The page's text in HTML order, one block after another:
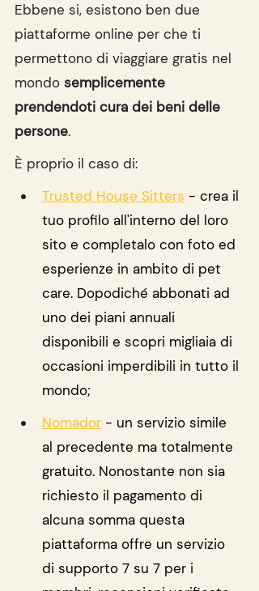
Ebbene si, esistono ben due
piattaforme online per che ti
permettono di viaggiare gratis nel
mondo semplicemente
prendendoti cura dei beni delle
persone.
È proprio il caso di:
Trusted House Sitters - crea il
tuo profilo all'interno del loro
sito e completalo con foto ed
esperienze in ambito di pet
care. Dopodiché abbonati ad
uno dei piani annuali
disponibili e scopri migliaia di
occasioni imperdibili in tutto il
mondo;
Nomador - un servizio simile
al precedente ma totalmente
gratuito. Nonostante non sia
richiesto il pagamento di
alcuna somma questa
piattaforma offre un servizio
di supporto 7 su 7 per i